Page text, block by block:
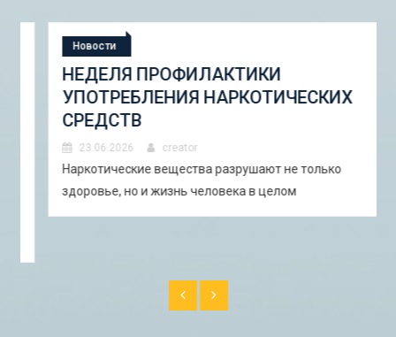
Новости
НЕДЕЛЯ ПРОФИЛАКТИКИ
УПОТРЕБЛЕНИЯ НАРКОТИЧЕСКИХ
СРЕДСТВ
23.06.2026 creator
Наркотические вещества разрушают не только
здоровье, но и жизнь человека в целом